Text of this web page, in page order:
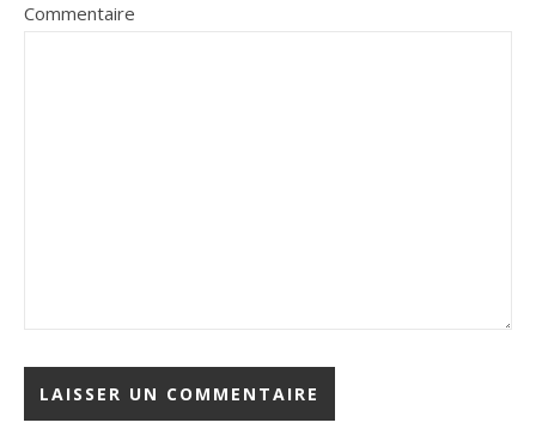
Commentaire